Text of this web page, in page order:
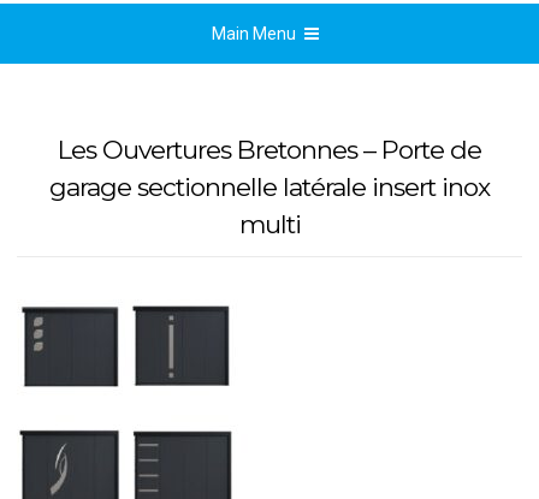
Main Menu
Les Ouvertures Bretonnes – Porte de
garage sectionnelle latérale insert inox
multi